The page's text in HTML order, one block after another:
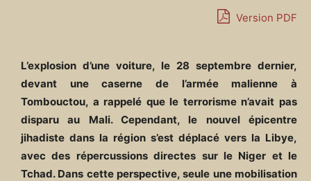
Version PDF
L’explosion d’une voiture, le 28 septembre dernier,
devant une caserne de l’armée malienne à
Tombouctou, a rappelé que le terrorisme n’avait pas
disparu au Mali. Cependant, le nouvel épicentre
jihadiste dans la région s’est déplacé vers la Libye,
avec des répercussions directes sur le Niger et le
Tchad. Dans cette perspective, seule une mobilisation